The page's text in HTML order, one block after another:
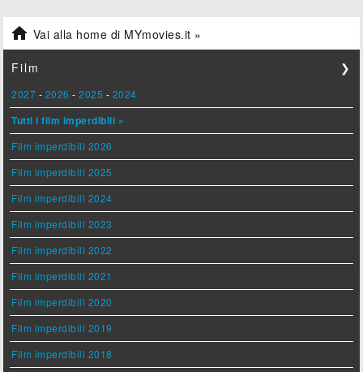
 Vai alla home di MYmovies.it »
Film ❯
2027 - 2026 -2025 - 2024
Tutti i film imperdibili »
Film imperdibili 2026
Film imperdibili 2025
Film imperdibili 2024
Film imperdibili 2023
Film imperdibili 2022
Film imperdibili 2021
Film imperdibili 2020
Film imperdibili 2019
Film imperdibili 2018